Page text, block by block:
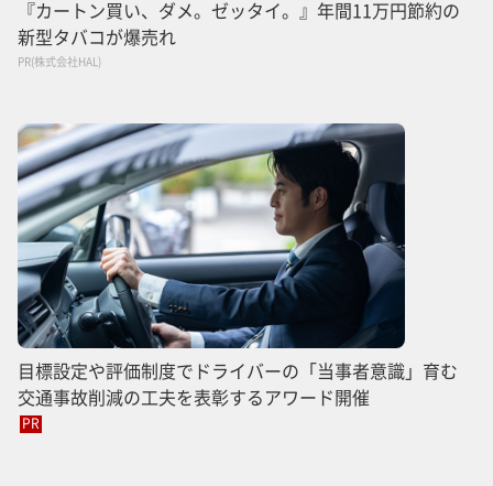
『カートン買い、ダメ。ゼッタイ。』年間11万円節約の
新型タバコが爆売れ
PR(株式会社HAL)
目標設定や評価制度でドライバーの「当事者意識」育む
交通事故削減の工夫を表彰するアワード開催
PR